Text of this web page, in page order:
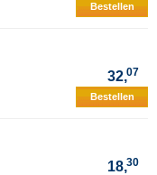
Bestellen
32,07
Bestellen
18,30